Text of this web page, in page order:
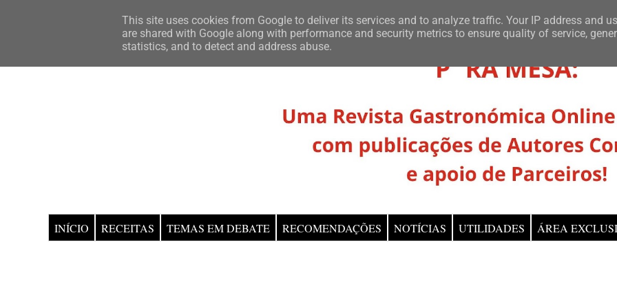
INÍCIO RECEITAS TEMAS EM DEBATE RECOMENDAÇÕES NOTÍCIAS UTILIDADES ÁREA
This site uses cookies from Google to deliver its services and to analyze traffic. Your IP address and
are shared with Google along with performance and security metrics to ensure quality of service,
statistics, and to detect and address abuse.